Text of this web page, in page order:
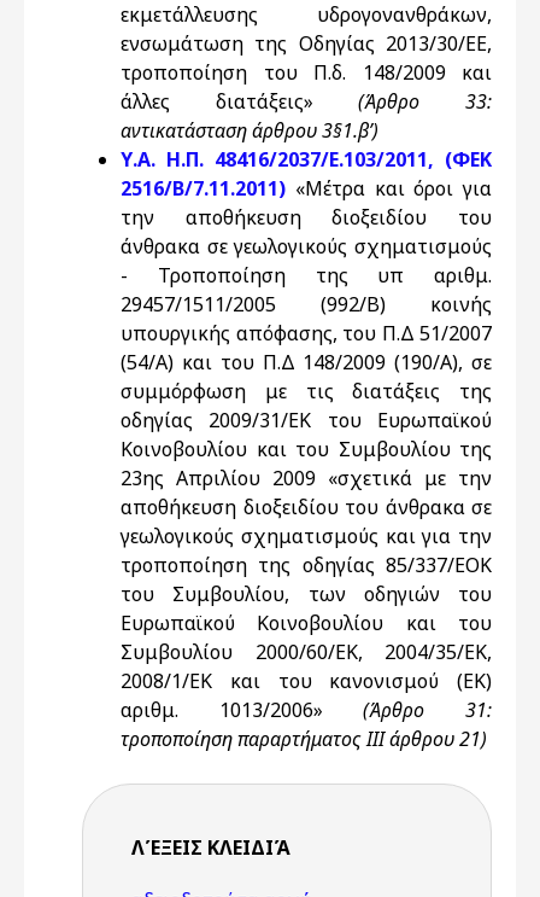
εκμετάλλευσης υδρογονανθράκων,
ενσωμάτωση της Οδηγίας 2013/30/ΕΕ,
τροποποίηση του Π.δ. 148/2009 και
άλλες διατάξεις»(Άρθρο 33:
αντικατάσταση άρθρου 3§1.β’)
Υ.Α. Η.Π. 48416/2037/Ε.103/2011, (ΦΕΚ
2516/Β/7.11.2011) «Μέτρα και όροι για
την αποθήκευση διοξειδίου του
άνθρακα σε γεωλογικούς σχηματισμούς
- Τροποποίηση της υπ αριθμ.
29457/1511/2005 (992/Β) κοινής
υπουργικής απόφασης, του Π.Δ 51/2007
(54/Α) και του Π.Δ 148/2009 (190/Α), σε
συμμόρφωση με τις διατάξεις της
οδηγίας 2009/31/ΕΚ του Ευρωπαϊκού
Κοινοβουλίου και του Συμβουλίου της
23ης Απριλίου 2009 «σχετικά με την
αποθήκευση διοξειδίου του άνθρακα σε
γεωλογικούς σχηματισμούς και για την
τροποποίηση της οδηγίας 85/337/ΕΟΚ
του Συμβουλίου, των οδηγιών του
Ευρωπαϊκού Κοινοβουλίου και του
Συμβουλίου 2000/60/ΕΚ, 2004/35/ΕΚ,
2008/1/ΕΚ και του κανονισμού (ΕΚ)
αριθμ. 1013/2006»(Άρθρο 31:
τροποποίηση παραρτήματος ΙΙΙ άρθρου 21)
ΛΈΞΕΙΣ KΛΕΙΔΙΆ